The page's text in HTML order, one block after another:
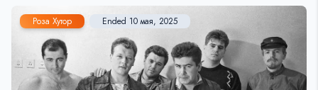
Роза Хутор Ended 10 мая, 2025